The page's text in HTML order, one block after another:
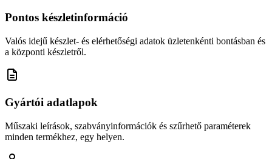
Pontos készletinformáció
Valós idejű készlet- és elérhetőségi adatok üzletenkénti bontásban és
a központi készletről.
Gyártói adatlapok
Műszaki leírások, szabványinformációk és szűrhető paraméterek
minden termékhez, egy helyen.